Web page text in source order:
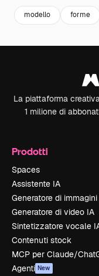
modello forme
La piattaforma
1 milione di
Prodotti
Spaces
Assistente IA
Generatore di immagini
Generatore di video IA
Sintetizzatore vocale
Contenuti stock
MCP per Claude/
Agenti New